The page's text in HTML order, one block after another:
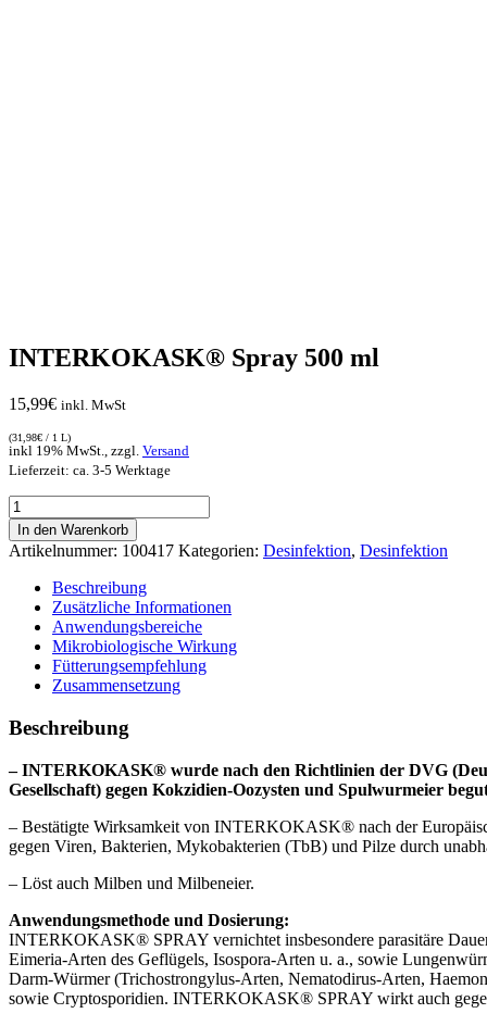
INTERKOKASK® Spray 500 ml
15,99€ inkl. MwSt
(31,98€ / 1 L)
inkl 19% MwSt., zzgl. Versand
Lieferzeit: ca. 3-5 Werktage
INTERKOKASK®
Spray
500
ml
Menge
In den Warenkorb
Artikelnummer: 100417 Kategorien: Desinfektion, Desinfektion
Beschreibung
Zusätzliche Informationen
Anwendungsbereiche
Mikrobiologische Wirkung
Fütterungsempfehlung
Zusammensetzung
Beschreibung
– INTERKOKASK® wurde nach den Richtlinien der DVG
Gesellschaft) gegen Kokzidien-Oozysten und Spulwurmeier
– Bestätigte Wirksamkeit von INTERKOKASK® nach der
gegen Viren, Bakterien, Mykobakterien (TbB) und Pilze durch
– Löst auch Milben und Milbeneier.
Anwendungsmethode und Dosierung:
INTERKOKASK® SPRAY vernichtet insbesondere parasitäre
Eimeria-Arten des Geflügels, Isospora-Arten u. a., sowie
Darm-Würmer (Trichostrongylus-Arten, Nematodirus-Arten,
sowie Cryptosporidien. INTERKOKASK® SPRAY wirkt auch